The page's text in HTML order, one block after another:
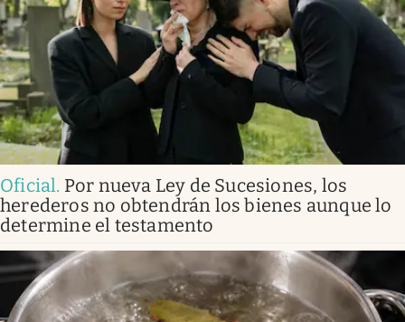
Oficial. Por nueva Ley de Sucesiones, los
herederos no obtendrán los bienes aunque lo
determine el testamento